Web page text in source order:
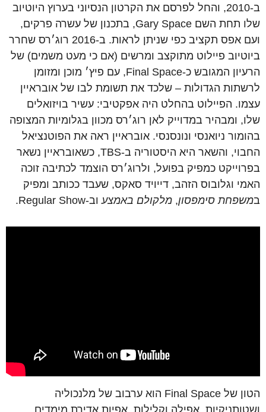
ב-2010, והחל לפרסם את הקרטון הנסיוני בערוץ היוטיוב
שלו תחת השם בתכנון של עשרה פרקים,
ועם אפס תקציב כפי שניתן לראות. ב-2016 רוג׳רס שחרר
ביוטיוב פיילוט מתוקצב ומרשים (אם כי מעט משמים) של
הרעיון המגובש כ-Final Space, עם פיץ׳ מוכן ומזומן
לרשתות הגדולות – שלכד את תשומת לבו של אובראיין
עצמו. הפיילוט בהחלט היה אפקטיבי: עשיר בויזואלים
שלו, ומבהיר במדוייק לאן רוג׳רס מכוון בגלומיות המצופה
בהומור ניואנסי ונונסנסי. אובראיין ראה את הפוטנציאל
החבוי, והשאר היא היסטוריה ב-TBS, כשאובראיין נשאר
בפרוייקט כמפיק בפועל, ולרוג׳רס הוצמד לכתיבה זוכה
האמי וגלובוס הזהב, דייויד סאקס, שעבד ככותב ומפיק
במשפחת סימפסון, מלקולם באמצע וב-Regular Show.
הטון של הוא ערבוב של מלנכוליה
ושטותניקיות אפילה וקלילות אפיות אדירת מימדים